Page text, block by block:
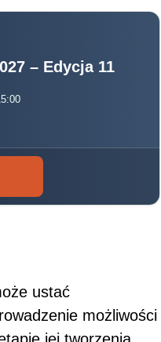
– Edycja 11
ustać
możliwości